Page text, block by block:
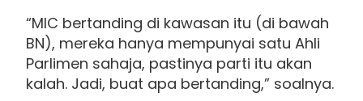
“MIC bertanding di kawasan itu (di bawah
BN), mereka hanya mempunyai satu Ahli
Parlimen sahaja, pastinya parti itu akan
kalah. Jadi, buat apa bertanding,” soalnya.